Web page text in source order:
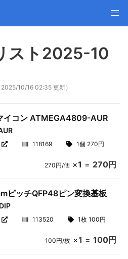
スト2025-10
2025/10/16 02:35 更新）
イコン ATMEGA4809-AUR
118169 1個 270円
270円/個 ×1 = 270円
ピッチQFP48ピン変換基板
113520 1枚 100円
100円/枚×1 = 100円